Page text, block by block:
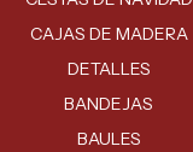
CAJAS DE MADERA
DETALLES
BANDEJAS
BAULES